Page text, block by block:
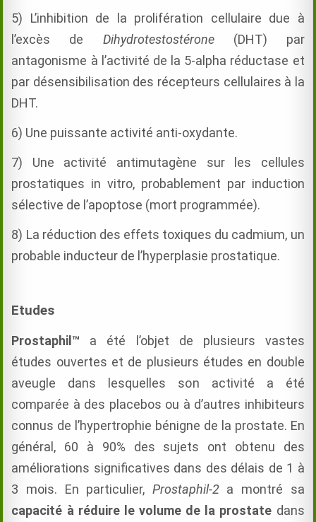
5) L’inhibition de la prolifération cellulaire due à
l’excès de Dihydrotestostérone(DHT) par
antagonisme à l’activité de la 5-alpha réductase et
par désensibilisation des récepteurs cellulaires à la
DHT.
6) Une puissante activité anti-oxydante.
7) Une activité antimutagène sur les cellules
prostatiques in vitro, probablement par induction
sélective de l’apoptose (mort programmée).
8) La réduction des effets toxiques du cadmium, un
probable inducteur de l’hyperplasie prostatique.
Etudes
Prostaphil™ a été l’objet de plusieurs vastes
études ouvertes et de plusieurs études en double
aveugle dans lesquelles son activité a été
comparée à des placebos ou à d’autres inhibiteurs
connus de l’hypertrophie bénigne de la prostate. En
général, 60 à 90% des sujets ont obtenu des
améliorations significatives dans des délais de 1 à
3 mois. En particulier, Prostaphil-2a montré sa
capacité à réduire le volume de la prostate dans